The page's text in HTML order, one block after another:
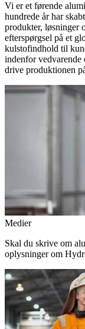
Vi er et førende
hundrede år har
produkter, løsninger
efterspørgsel på et
kulstofindhold til
indenfor vedvarende
drive produktionen
Medier
Skal du skrive om
oplysninger om